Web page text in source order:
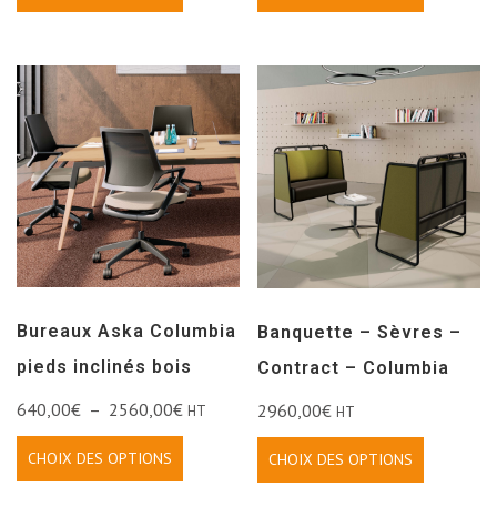
Bureaux Aska Columbia
pieds inclinés bois
640,00€ – 2560,00€ HT
CHOIX DES OPTIONS
Banquette – Sèvres –
Contract – Columbia
2960,00€ HT
CHOIX DES OPTIONS